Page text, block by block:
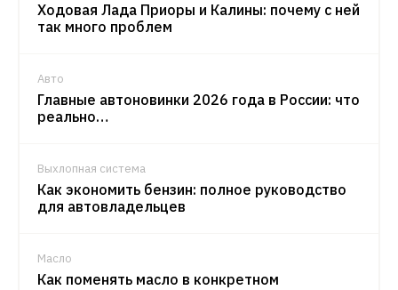
Ходовая Лада Приоры и Калины: почему с ней
так много проблем
Авто
Главные автоновинки 2026 года в России: что
реально…
Выхлопная система
Как экономить бензин: полное руководство
для автовладельцев
Масло
Как поменять масло в конкретном